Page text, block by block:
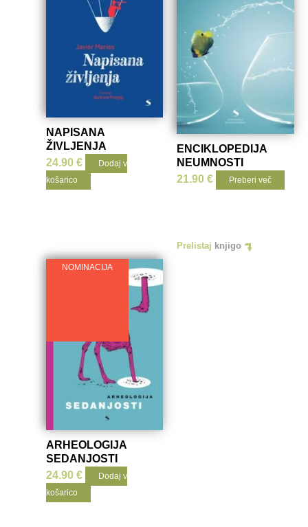
NAPISANA
ŽIVLJENJA
24.90€
Dodaj v
košarico
ENCIKLOPEDIJA
NEUMNOSTI
21.90 € Preberi več
Prelistaj knjigo
NOMINACIJA
ARHEOLOGIJA
SEDANJOSTI
24.90€
Dodaj v
košarico